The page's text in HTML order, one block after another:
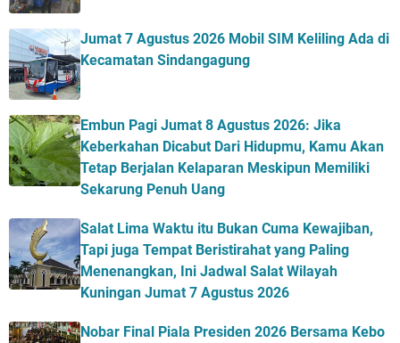
Jumat 7 Agustus 2026 Mobil SIM Keliling Ada di
Kecamatan Sindangagung
Embun Pagi Jumat 8 Agustus 2026: Jika
Keberkahan Dicabut Dari Hidupmu, Kamu Akan
Tetap Berjalan Kelaparan Meskipun Memiliki
Sekarung Penuh Uang
Salat Lima Waktu itu Bukan Cuma Kewajiban,
Tapi juga Tempat Beristirahat yang Paling
Menenangkan, Ini Jadwal Salat Wilayah
Kuningan Jumat 7 Agustus 2026
Nobar Final Piala Presiden 2026 Bersama Kebo